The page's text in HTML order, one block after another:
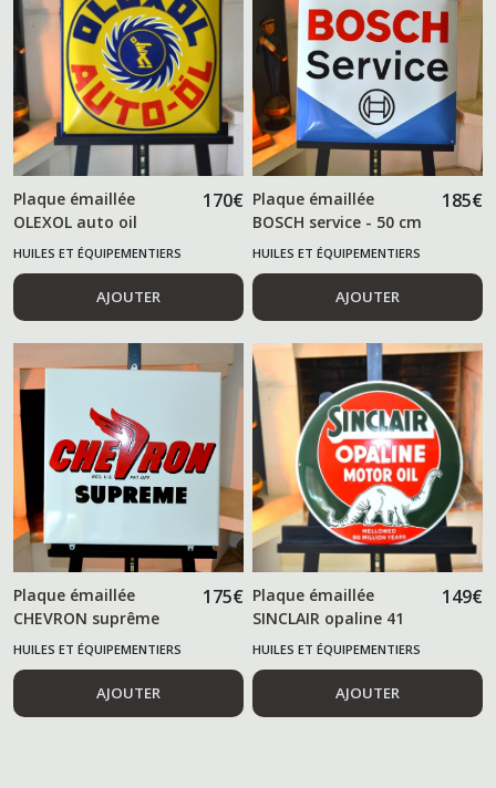
Plaque émaillée
OLEXOL auto oil
170€
HUILES ET ÉQUIPEMENTIERS
AUTOMOBILES
AJOUTER
Plaque émaillée
BOSCH service - 50 cm
-
185€
HUILES ET ÉQUIPEMENTIERS
AUTOMOBILES
AJOUTER
Plaque émaillée
CHEVRON suprême
-50*50 cm -
175€
HUILES ET ÉQUIPEMENTIERS
AUTOMOBILES
AJOUTER
Plaque émaillée
SINCLAIR opaline 41
cm
149€
HUILES ET ÉQUIPEMENTIERS
AUTOMOBILES
AJOUTER